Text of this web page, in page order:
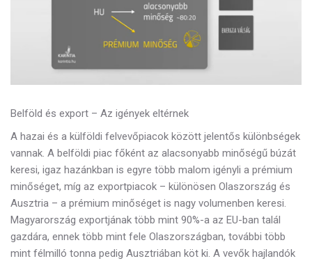
Belföld és export – Az igények eltérnek
A hazai és a külföldi felvevőpiacok között jelentős különbségek
vannak. A belföldi piac főként az alacsonyabb minőségű búzát
keresi, igaz hazánkban is egyre több malom igényli a prémium
minőséget, míg az exportpiacok – különösen Olaszország és
Ausztria – a prémium minőséget is nagy volumenben keresi.
Magyarország exportjának több mint 90%-a az EU-ban talál
gazdára, ennek több mint fele Olaszországban, további több
mint félmilló tonna pedig Ausztriában köt ki. A vevők hajlandók